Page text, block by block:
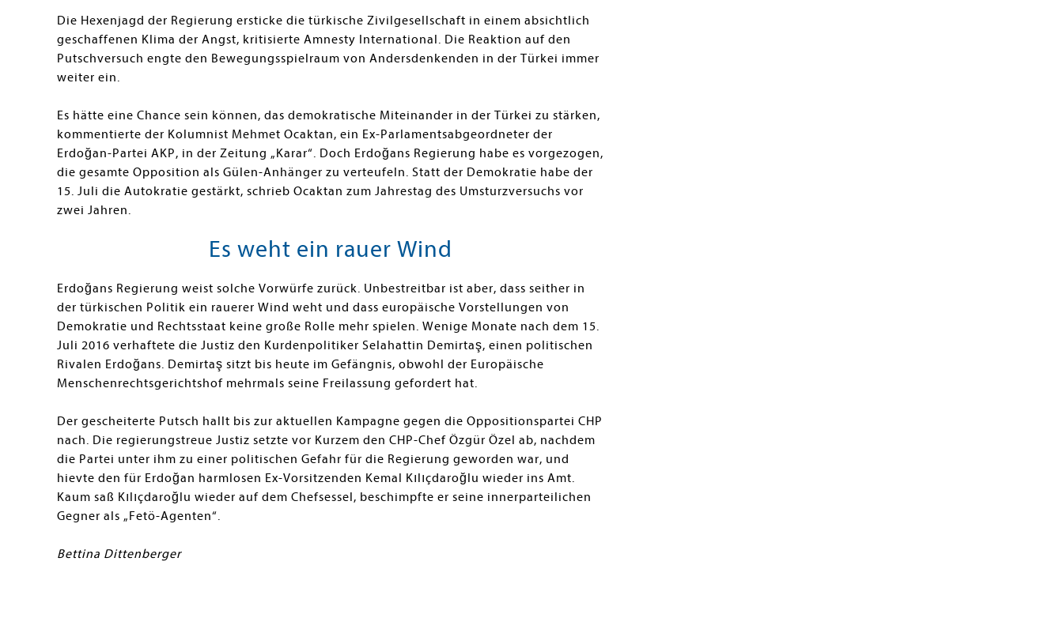
Die Hexenjagd der Regierung ersticke die türkische Zivilgesellschaft in einem absichtlich
geschaffenen Klima der Angst, kritisierte Amnesty International. Die Reaktion auf den
Putschversuch engte den Bewegungsspielraum von Andersdenkenden in der Türkei immer
weiter ein.
Es hätte eine Chance sein können, das demokratische Miteinander in der Türkei zu stärken,
kommentierte der Kolumnist Mehmet Ocaktan, ein Ex-Parlamentsabgeordneter der
Erdoğan-Partei AKP, in der Zeitung „Karar“. Doch Erdoğans Regierung habe es vorgezogen,
die gesamte Opposition als Gülen-Anhänger zu verteufeln. Statt der Demokratie habe der
15. Juli die Autokratie gestärkt, schrieb Ocaktan zum Jahrestag des Umsturzversuchs vor
zwei Jahren.
Es weht ein rauer Wind
Erdoğans Regierung weist solche Vorwürfe zurück. Unbestreitbar ist aber, dass seither in
der türkischen Politik ein rauerer Wind weht und dass europäische Vorstellungen von
Demokratie und Rechtsstaat keine große Rolle mehr spielen. Wenige Monate nach dem 15.
Juli 2016 verhaftete die Justiz den Kurdenpolitiker Selahattin Demirtaş, einen politischen
Rivalen Erdoğans. Demirtaş sitzt bis heute im Gefängnis, obwohl der Europäische
Menschenrechtsgerichtshof mehrmals seine Freilassung gefordert hat.
Der gescheiterte Putsch hallt bis zur aktuellen Kampagne gegen die Oppositionspartei CHP
nach. Die regierungstreue Justiz setzte vor Kurzem den CHP-Chef Özgür Özel ab, nachdem
die Partei unter ihm zu einer politischen Gefahr für die Regierung geworden war, und
hievte den für Erdoğan harmlosen Ex-Vorsitzenden Kemal Kılıçdaroğlu wieder ins Amt.
Kaum saß Kılıçdaroğlu wieder auf dem Chefsessel, beschimpfte er seine innerparteilichen
Gegner als „Fetö-Agenten“.
Bettina Dittenberger